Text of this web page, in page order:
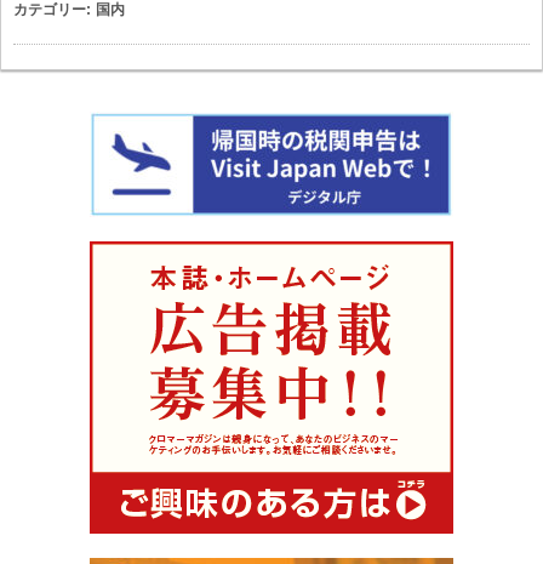
カテゴリー: 国内